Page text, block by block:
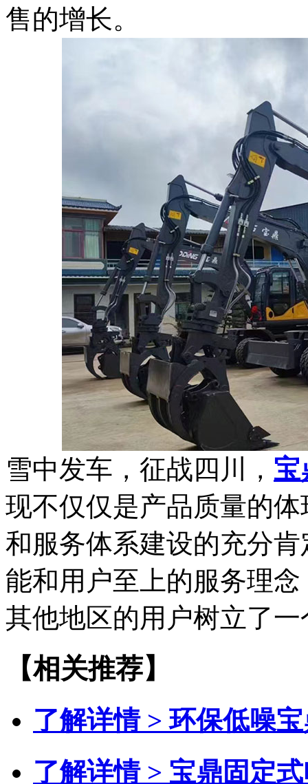
售的增长。
雪中发车，征战四川， 宝
现不仅仅是产品质量的
和服务体系建设的充分
能和用户至上的服务理
其他地区的用户树立了
【相关推荐】
了解详情 >环保低噪
了解详情 > 宝鼎固定